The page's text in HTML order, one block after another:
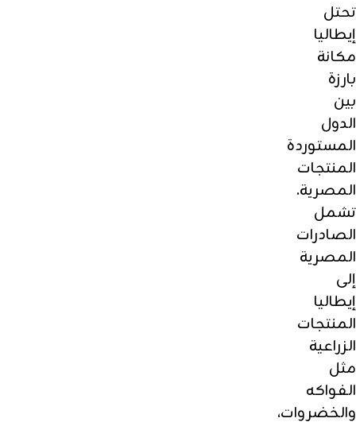
تحتل
إيطاليا
مكانة
بارزة
بين
الدول
المستوردة
المنتجات
المصرية.
تشمل
الصادرات
المصرية
إلى
إيطاليا
المنتجات
الزراعية
مثل
الفواكه
والخضروات،